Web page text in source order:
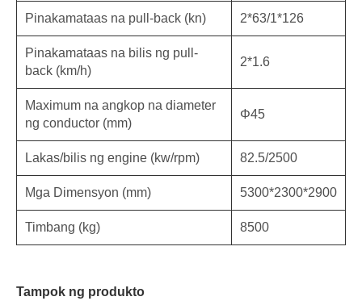
Pinakamataas na pull-back (kn) 2*63/1*126
Pinakamataas na bilis ng pull-
back (km/h)
2*1.6
Maximum na angkop na diameter
ng conductor (mm)
Φ45
Lakas/bilis ng engine (kw/rpm) 82.5/2500
Mga Dimensyon (mm) 5300*2300*2900
Timbang (kg) 8500
Tampok ng produkto